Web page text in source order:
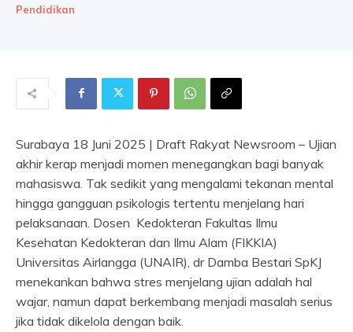
Pendidikan
Surabaya 18 Juni 2025 | Draft Rakyat Newsroom – Ujian
akhir kerap menjadi momen menegangkan bagi banyak
mahasiswa. Tak sedikit yang mengalami tekanan mental
hingga gangguan psikologis tertentu menjelang hari
pelaksanaan. Dosen Kedokteran Fakultas Ilmu
Kesehatan Kedokteran dan Ilmu Alam (FIKKIA)
Universitas Airlangga (UNAIR), dr Damba Bestari SpKJ
menekankan bahwa stres menjelang ujian adalah hal
wajar, namun dapat berkembang menjadi masalah serius
jika tidak dikelola dengan baik.